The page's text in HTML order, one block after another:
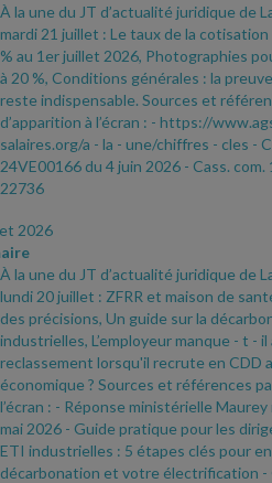
À la une du JT d’actualité juridique de
mardi 21 juillet : Le taux de la cotisation
% au 1er juillet 2026, Photographies
à 20 %, Conditions générales : la
reste indispensable. Sources et
d’apparition à l’écran : - https://
salaires.org/a - la - une/chiffres - cles -
24VE00166 du 4 juin 2026 - Cass. com.
22736
2026
À la une du JT d’actualité juridique de
lundi 20 juillet : ZFRR et maison de
des précisions, Un guide sur la
industrielles, L’employeur manque - t -
reclassement lorsqu'il recrute en CDD
économique ? Sources et références
l’écran : - Réponse ministérielle Maurey
mai 2026 - Guide pratique pour les
ETI industrielles : 5 étapes clés pour
décarbonation et votre électrification -